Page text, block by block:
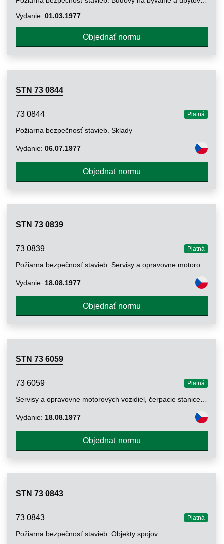
Vydanie: 01.03.1977
Objednať normu
STN 73 0844
73 0844 Platná
Požiarna bezpečnosť stavieb. Sklady
Vydanie: 06.07.1977
Objednať normu
STN 73 0839
73 0839 Platná
Vydanie: 18.08.1977
Objednať normu
STN 73 6059
73 6059 Platná
Vydanie: 18.08.1977
Objednať normu
STN 73 0843
73 0843 Platná
Požiarna bezpečnosť stavieb. Objekty spojov